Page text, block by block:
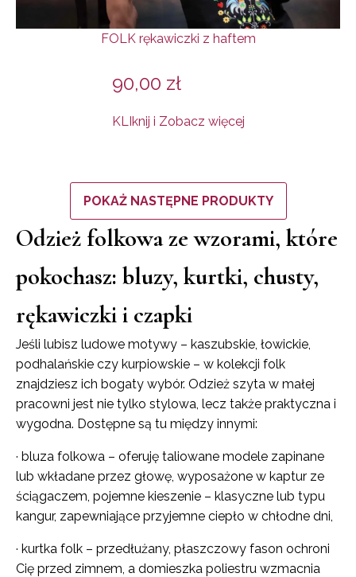
FOLK rękawiczki z haftem
90,00 zł
KLIknij i Zobacz więcej
POKAŻ NASTĘPNE PRODUKTY
Odzież folkowa ze wzorami, które
pokochasz: bluzy, kurtki, chusty,
rękawiczki i czapki
Jeśli lubisz ludowe motywy – kaszubskie, łowickie,
podhalańskie czy kurpiowskie – w kolekcji folk
znajdziesz ich bogaty wybór. Odzież szyta w małej
pracowni jest nie tylko stylowa, lecz także praktyczna i
wygodna. Dostępne są tu między innymi:
· bluza folkowa – oferuję taliowane modele zapinane
lub wkładane przez głowę, wyposażone w kaptur ze
ściągaczem, pojemne kieszenie – klasyczne lub typu
kangur, zapewniające przyjemne ciepło w chłodne dni,
· kurtka folk – przedłużany, płaszczowy fason ochroni
Cię przed zimnem, a domieszka poliestru wzmacnia